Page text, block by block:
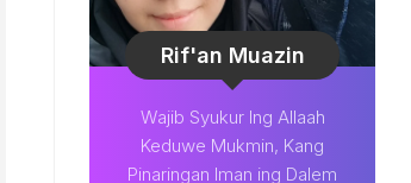
Rif'an Muazin
Wajib Syukur Ing Allaah
Keduwe Mukmin, Kang
Pinaringan Iman ing Dalem